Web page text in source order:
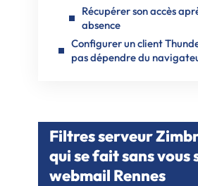
Récupérer son accès
absence
Configurer un client
pas dépendre du
Filtres serveur
qui se fait sans vous
webmail Rennes